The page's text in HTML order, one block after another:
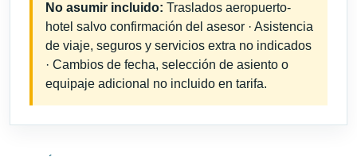
No asumir incluido: Traslados aeropuerto-
hotel salvo confirmación del asesor · Asistencia
de viaje, seguros y servicios extra no indicados
· Cambios de fecha, selección de asiento o
equipaje adicional no incluido en tarifa.